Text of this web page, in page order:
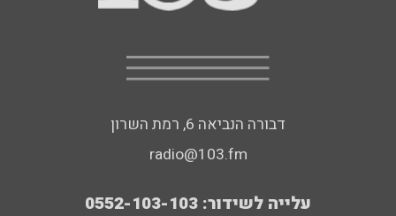
דבורה הנביאה 6, רמת השרון
radio@103.fm
עלייה לשידור: 0552-103-103